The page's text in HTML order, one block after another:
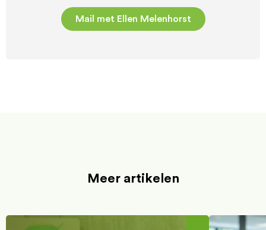
Mail met Ellen Melenhorst
Meer artikelen